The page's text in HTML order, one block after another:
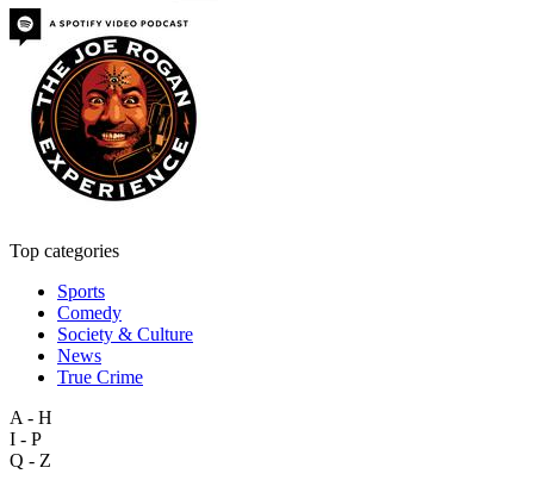
Top categories
Sports
Comedy
Society & Culture
News
True Crime
A - H
I - P
Q - Z